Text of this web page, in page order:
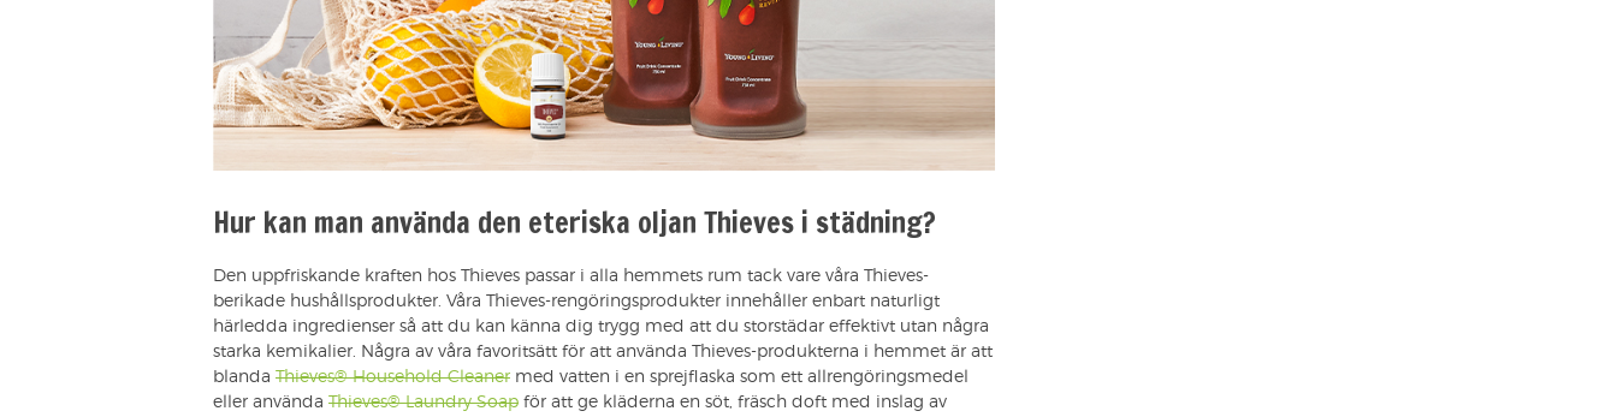
Hur kan man använda den eteriska oljan Thieves i städning?
Den uppfriskande kraften hos Thieves passar i alla hemmets rum tack vare våra Thieves-
berikade hushållsprodukter. Våra Thieves-rengöringsprodukter innehåller enbart naturligt
härledda ingredienser så att du kan känna dig trygg med att du storstädar effektivt utan några
starka kemikalier. Några av våra favoritsätt för att använda Thieves-produkterna i hemmet är att
blanda Thieves® Household Cleaner med vatten i en sprejflaska som ett allrengöringsmedel
eller använda Thieves® Laundry Soap för att ge kläderna en söt, fräsch doft med inslag av